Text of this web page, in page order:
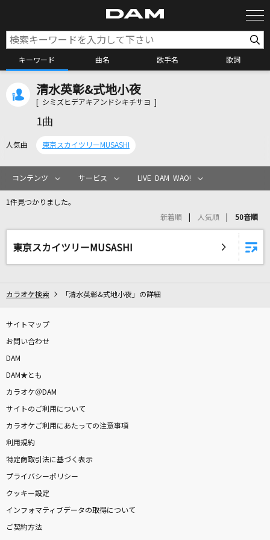
キーワード 曲名 歌手名 歌詞
カラオケ検索
カラオケリクエスト
リアルタイムで歌われている曲の一覧
米米CLUB
CITRUS
烏(ビデオクリップバージョン)
米津玄師
永遠に
ゴスペラーズ(The Gospellers)
清水英彰&式地小夜
[ シミズヒデアキアンドシキチサヨ ]
1曲
人気曲 東京スカイツリーMUSASHI
コンテンツ サービス LIVE DAM WAO!
1件見つかりました。
新着順 人気順 50音順
東京スカイツリーMUSASHI
カラオケ検索 「清水英彰&式地小夜」の詳細
サイトマップ
お問い合わせ
DAM
DAM★とも
カラオケ＠DAM
サイトのご利用について
カラオケご利用にあたっての注意事項
利用規約
特定商取引法に基づく表示
プライバシーポリシー
クッキー設定
インフォマティブデータの取得について
ご契約方法